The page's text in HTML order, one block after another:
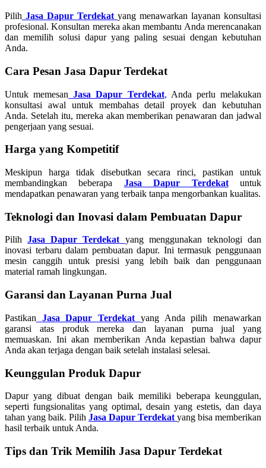
Pilih Jasa Dapur Terdekat yang menawarkan layanan konsultasi
profesional. Konsultan mereka akan membantu Anda merencanakan
dan memilih solusi dapur yang paling sesuai dengan kebutuhan
Anda.
Cara Pesan Jasa Dapur Terdekat
Untuk memesan Jasa Dapur Terdekat, Anda perlu melakukan
konsultasi awal untuk membahas detail proyek dan kebutuhan
Anda. Setelah itu, mereka akan memberikan penawaran dan jadwal
pengerjaan yang sesuai.
Harga yang Kompetitif
Meskipun harga tidak disebutkan secara rinci, pastikan untuk
membandingkan beberapa Jasa Dapur Terdekatuntuk
mendapatkan penawaran yang terbaik tanpa mengorbankan kualitas.
Teknologi dan Inovasi dalam Pembuatan Dapur
PilihJasa Dapur Terdekat yang menggunakan teknologi dan
inovasi terbaru dalam pembuatan dapur. Ini termasuk penggunaan
mesin canggih untuk presisi yang lebih baik dan penggunaan
material ramah lingkungan.
Garansi dan Layanan Purna Jual
Pastikan Jasa Dapur Terdekat yang Anda pilih menawarkan
garansi atas produk mereka dan layanan purna jual yang
memuaskan. Ini akan memberikan Anda kepastian bahwa dapur
Anda akan terjaga dengan baik setelah instalasi selesai.
Keunggulan Produk Dapur
Dapur yang dibuat dengan baik memiliki beberapa keunggulan,
seperti fungsionalitas yang optimal, desain yang estetis, dan daya
tahan yang baik. Pilih Jasa Dapur Terdekat yang bisa memberikan
hasil terbaik untuk Anda.
Tips dan Trik Memilih Jasa Dapur Terdekat